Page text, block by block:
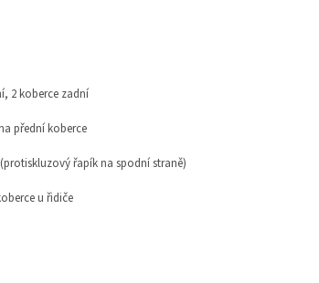
2 koberce zadní
přední koberce
řapík na spodní straně)
u řidiče